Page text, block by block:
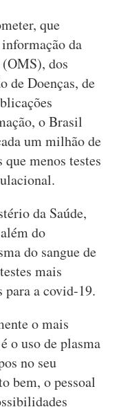
que
da
dos
de Doenças, de
o Brasil
um milhão de
menos testes
da Saúde,
do
do sangue de
mais
para a covid-19.
o mais
o uso de plasma
no seu
bem, o pessoal